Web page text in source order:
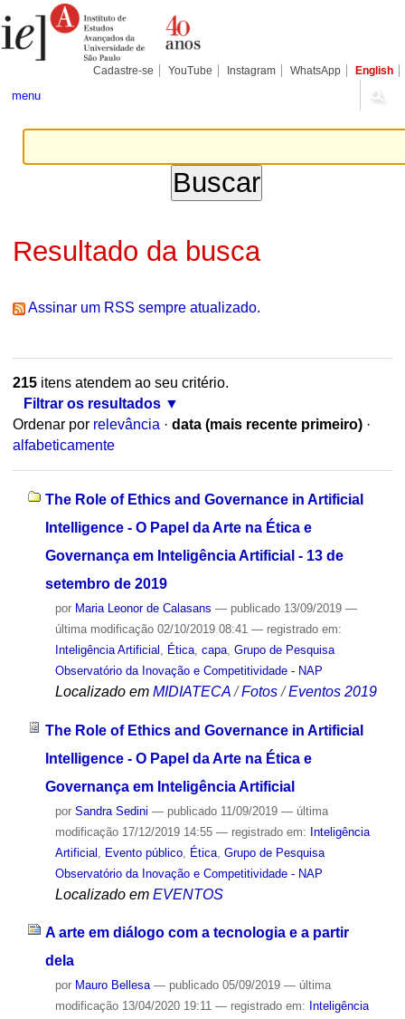
para
conteúdo.
Pessoais
Cadastre-se YouTube Instagram WhatsApp English
menu
Resultado da busca
Assinar um RSS sempre atualizado.
215itens atendem ao seu critério.
Filtrar os resultados
Ordenar por relevância · data (mais recente primeiro) ·
alfabeticamente
The Role of Ethics and Governance in Artificial
Intelligence - O Papel da Arte na Ética e
Governança em Inteligência Artificial - 13 de
setembro de 2019
por Maria Leonor de Calasans — publicado13/09/2019 —
última modificação02/10/2019 08:41 — registrado em:
Inteligência Artificial
Ética, capa, Grupo de Pesquisa
Observatório da Inovação e Competitividade - NAP
Localizado em MIDIATECA /Fotos /Eventos 2019
The Role of Ethics and Governance in Artificial
Intelligence - O Papel da Arte na Ética e
Governança em Inteligência Artificial
por Sandra Sedini — publicado11/09/2019 — última
modificação17/12/2019 14:55 — registrado em: Inteligência
Artificial
Evento público, Ética, Grupo de Pesquisa
Observatório da Inovação e Competitividade - NAP
Localizado em EVENTOS
A arte em diálogo com a tecnologia e a partir
dela
por Mauro Bellesa — publicado05/09/2019 — última
modificação13/04/2020 19:11 — registrado em: Inteligência